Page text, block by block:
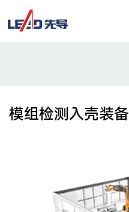
模组检测入壳装备